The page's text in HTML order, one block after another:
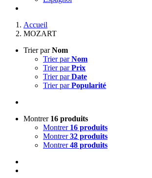
Accueil
MOZART
Trier parNom
Trier parNom
Trier parPrix
Trier parDate
Trier parPopularité
Montrer 16 produits
Montrer 16 produits
Montrer32 produits
Montrer48 produits